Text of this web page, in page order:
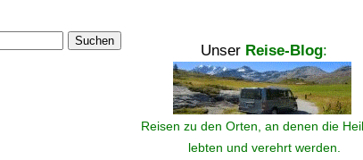
Suchen
Unser Reise-Blog:
Reisen zu den Orten, an denen die
lebten und verehrt werden.